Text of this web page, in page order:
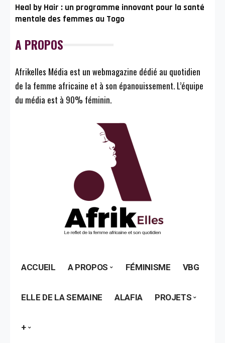
Heal by Hair : un programme innovant pour la santé
mentale des femmes au Togo
A PROPOS
Afrikelles Média est un webmagazine dédié au quotidien
de la femme africaine et à son épanouissement. L’équipe
du média est à 90% féminin.
ACCUEIL A PROPOS FÉMINISME VBG
ELLE DE LA SEMAINE ALAFIA PROJETS
+